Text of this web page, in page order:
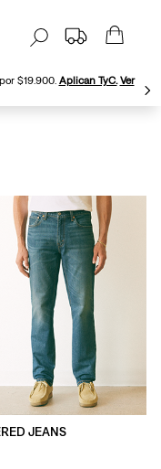
$19.900. Aplican TyC. Ver
JEANS